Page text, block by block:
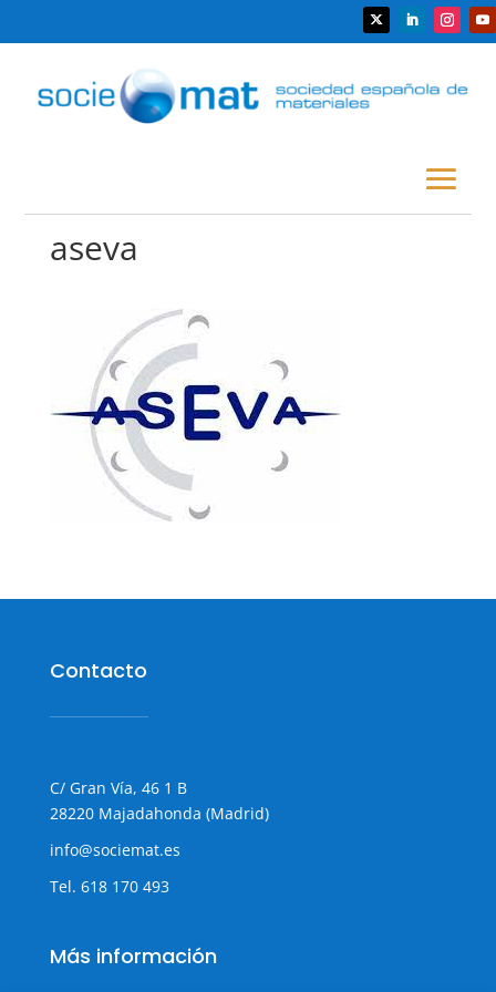
aseva
Contacto
C/ Gran Vía, 46 1 B
28220 Majadahonda (Madrid)
info@sociemat.es
Tel. 618 170 493
Más información